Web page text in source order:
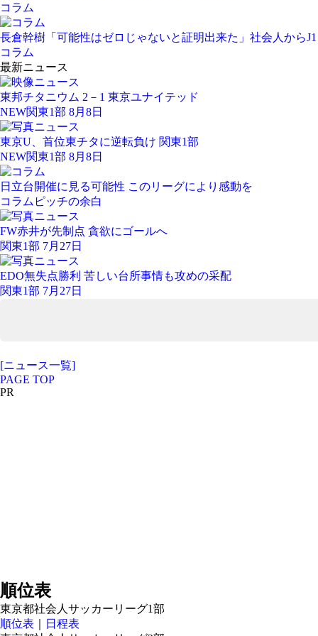
コラム
長倉幹樹「可能性はゼロじゃないと証明出来た」社会人から
コラム
最新ニュース
東邦チタニウム 2－1 東京ユナイテッド
NEW関東1部 8月8日
東京U、首位東チタに逆転負け 関東1部
NEW関東1部 8月8日
日立台開催に見る可能性 このリーグにより感動を
コラム ピッチの余白
FW赤井が先制点 貪欲にゴールへ
関東1部 7月27日
EDO無失点勝利 苦しい台所事情も攻めの采配
関東1部 7月27日
[ニュース一覧]
PAGE TOP
PR
順位表
東京都社会人サッカーリーグ1部
順位表
日程表